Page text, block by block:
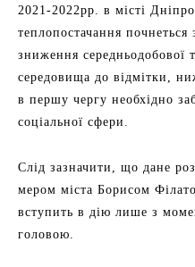
2021-2022рр. в місті
теплопостачання
зниження середньодобової
середовища до відмітки,
в першу чергу необхідно
соціальної сфери.
Слід зазначити, що дане
мером міста Борисом
вступить в дію лише з
головою.